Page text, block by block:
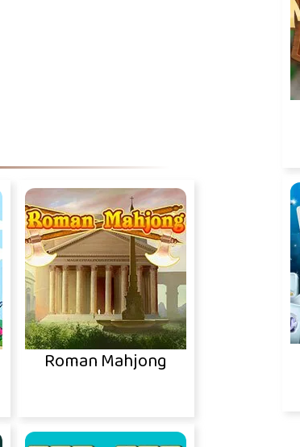
Roman Mahjong